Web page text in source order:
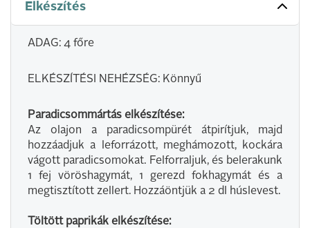
Elkészítés
ADAG: 4 főre
ELKÉSZÍTÉSI NEHÉZSÉG: Könnyű
Paradicsommártás elkészítése:
Az olajon a paradicsompürét átpirítjuk, majd
hozzáadjuk a leforrázott, meghámozott, kockára
vágott paradicsomokat. Felforraljuk, és belerakunk
1 fej vöröshagymát, 1 gerezd fokhagymát és a
megtisztított zellert. Hozzáöntjük a 2 dl húslevest.
Töltött paprikák elkészítése: